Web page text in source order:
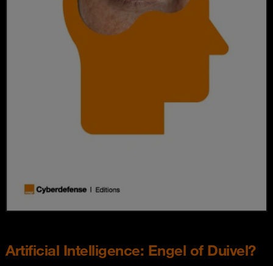
Artificial Intelligence: Engel of Duivel?